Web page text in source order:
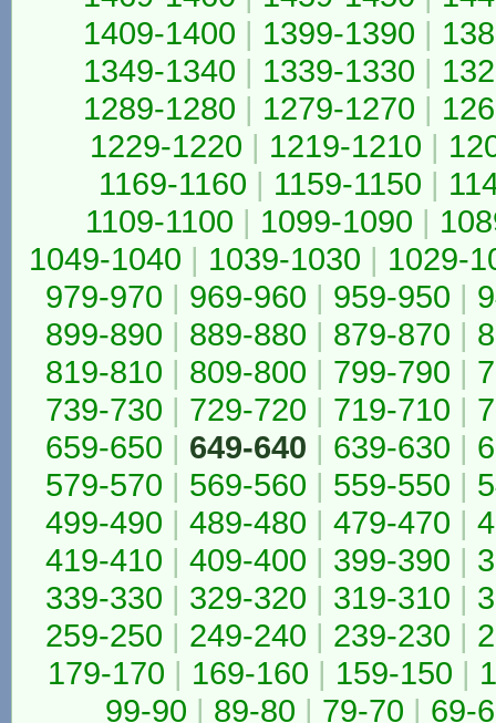
1409-1400 | 1399-1390 |
1349-1340 | 1339-1330 |
1289-1280 | 1279-1270 |
1229-1220 | 1219-1210 |
1169-1160 | 1159-1150 |
1109-1100 | 1099-1090 |
1049-1040 | 1039-1030 | 1029-
979-970 | 969-960 | 959-950 |
899-890 | 889-880 | 879-870 |
819-810 | 809-800 | 799-790 |
739-730 | 729-720 | 719-710 |
659-650 | 649-640 | 639-630 |
579-570 | 569-560 | 559-550 |
499-490 | 489-480 | 479-470 |
419-410 | 409-400 | 399-390 |
339-330 | 329-320 | 319-310 |
259-250 | 249-240 | 239-230 |
179-170 | 169-160 | 159-150 |
99-90 | 89-80 | 79-70 | 69-